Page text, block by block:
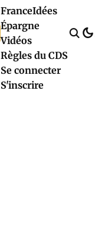
FranceIdées
Épargne
Vidéos
Règles du CDS
Se connecter
S'inscrire